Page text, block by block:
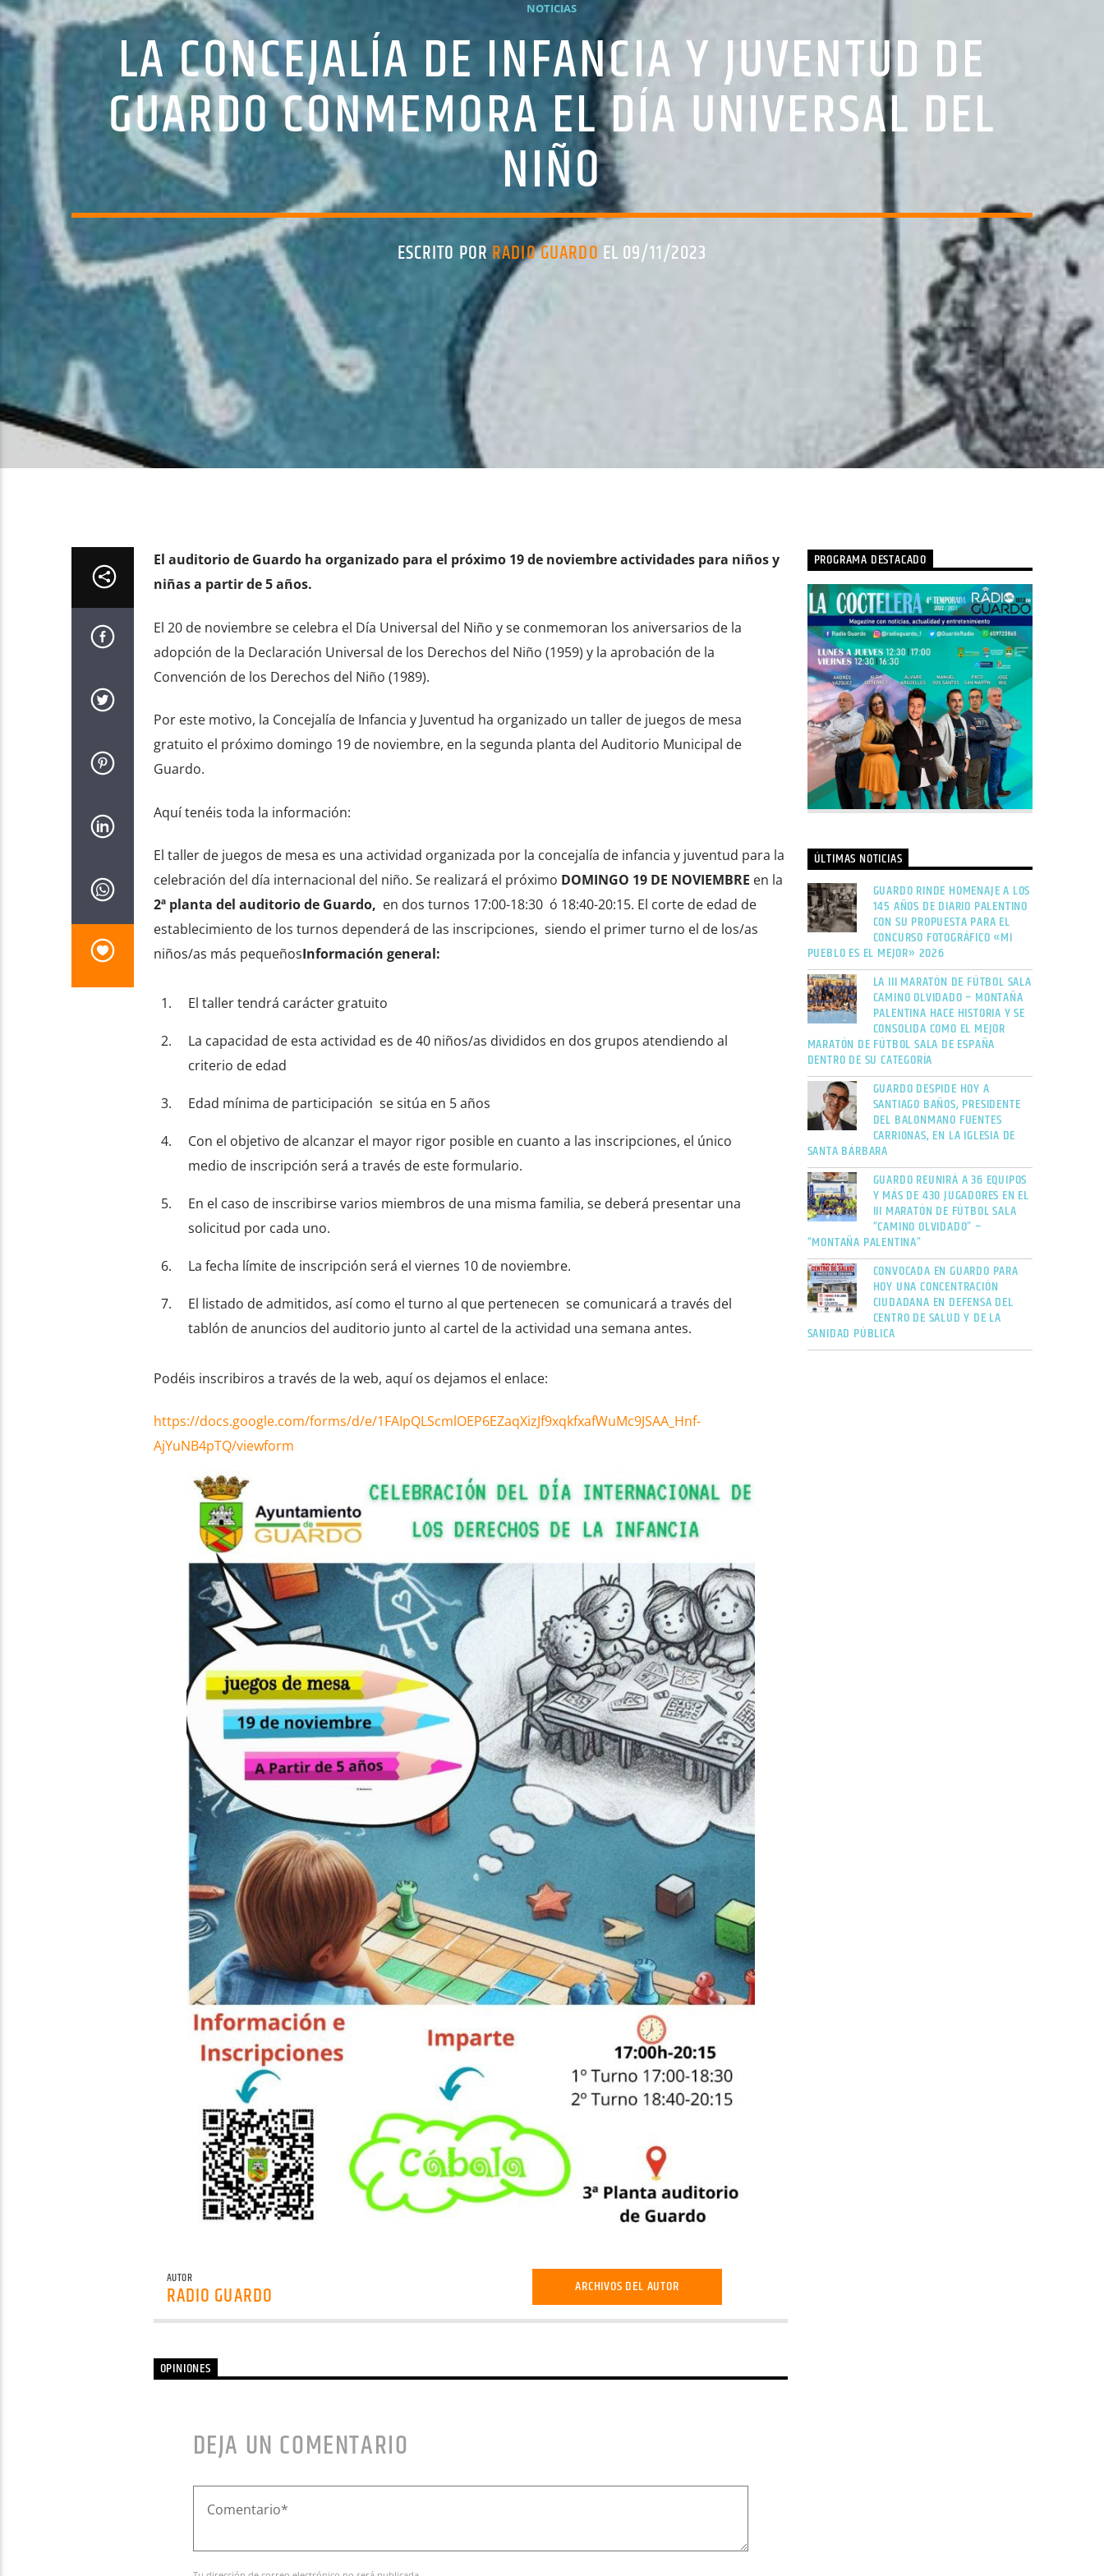
NOTICIAS
LA CONCEJALÍA DE INFANCIA Y JUVENTUD DE
GUARDO CONMEMORA EL DÍA UNIVERSAL DEL
NIÑO
ESCRITO POR RADIO GUARDO EL 09/11/2023
El auditorio de Guardo ha organizado para el próximo 19 de noviembre actividades para niños y
niñas a partir de 5 años.
El 20 de noviembre se celebra el Día Universal del Niño y se conmemoran los aniversarios de la
adopción de la Declaración Universal de los Derechos del Niño (1959) y la aprobación de la
Convención de los Derechos del Niño (1989).
Por este motivo, la Concejalía de Infancia y Juventud ha organizado un taller de juegos de mesa
gratuito el próximo domingo 19 de noviembre, en la segunda planta del Auditorio Municipal de
Guardo.
Aquí tenéis toda la información:
El taller de juegos de mesa es una actividad organizada por la concejalía de infancia y juventud para la
celebración del día internacional del niño. Se realizará el próximo DOMINGO 19 DE NOVIEMBRE en la
2ª planta del auditorio de Guardo, en dos turnos 17:00-18:30 ó 18:40-20:15. El corte de edad de
establecimiento de los turnos dependerá de las inscripciones, siendo el primer turno el de los/as
niños/as más pequeñosInformación general:
El taller tendrá carácter gratuito
La capacidad de esta actividad es de 40 niños/as divididos en dos grupos atendiendo al
criterio de edad
Edad mínima de participación se sitúa en 5 años
Con el objetivo de alcanzar el mayor rigor posible en cuanto a las inscripciones, el único
medio de inscripción será a través de este formulario.
En el caso de inscribirse varios miembros de una misma familia, se deberá presentar una
solicitud por cada uno.
La fecha límite de inscripción será el viernes 10 de noviembre.
El listado de admitidos, así como el turno al que pertenecen se comunicará a través del
tablón de anuncios del auditorio junto al cartel de la actividad una semana antes.
Podéis inscribiros a través de la web, aquí os dejamos el enlace:
https://docs.google.com/forms/d/e/1FAIpQLScmlOEP6EZaqXizJf9xqkfxafWuMc9JSAA_Hnf-
AjYuNB4pTQ/viewform
AUTOR
RADIO GUARDO ARCHIVOS DEL AUTOR
OPINIONES
DEJA UN COMENTARIO
PROGRAMA DESTACADO
ÚLTIMAS NOTICIAS
GUARDO RINDE HOMENAJE A LOS
145 AÑOS DE DIARIO PALENTINO
CON SU PROPUESTA PARA EL
CONCURSO FOTOGRÁFICO «MI
PUEBLO ES EL MEJOR» 2026
LA III MARATÓN DE FÚTBOL SALA
CAMINO OLVIDADO – MONTAÑA
PALENTINA HACE HISTORIA Y SE
CONSOLIDA COMO EL MEJOR
MARATÓN DE FÚTBOL SALA DE ESPAÑA
DENTRO DE SU CATEGORÍA
GUARDO DESPIDE HOY A
SANTIAGO BAÑOS, PRESIDENTE
DEL BALONMANO FUENTES
CARRIONAS, EN LA IGLESIA DE
SANTA BÁRBARA
GUARDO REUNIRÁ A 36 EQUIPOS
Y MÁS DE 430 JUGADORES EN EL
III MARATÓN DE FÚTBOL SALA
“CAMINO OLVIDADO” –
“MONTAÑA PALENTINA”
CONVOCADA EN GUARDO PARA
HOY UNA CONCENTRACIÓN
CIUDADANA EN DEFENSA DEL
CENTRO DE SALUD Y DE LA
SANIDAD PÚBLICA